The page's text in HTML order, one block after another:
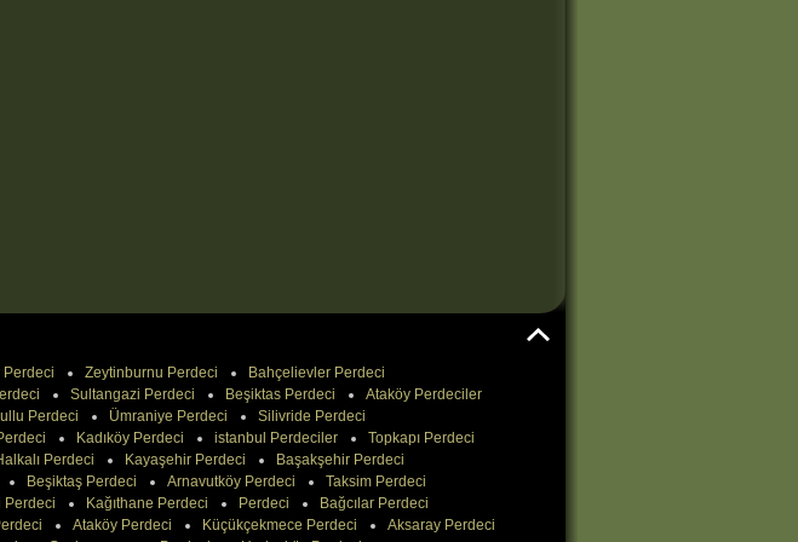
Perdeci Zeytinburnu Perdeci
Bahçelievler Perdeci
Sultangazi Perdeci Beşiktas Perdeci
Ataköy Perdeciler
Perdeci Ümraniye Perdeci
Silivride Perdeci
Kadıköy Perdeci istanbul Perdeciler
Topkapı Perdeci
Perdeci Kayaşehir Perdeci
Başakşehir Perdeci
Beşiktaş Perdeci Arnavutköy Perdeci
Taksim Perdeci
Perdeci Kağıthane Perdeci Perdeci
Bağcılar Perdeci
Ataköy Perdeci Küçükçekmece Perdeci
Aksaray Perdeci